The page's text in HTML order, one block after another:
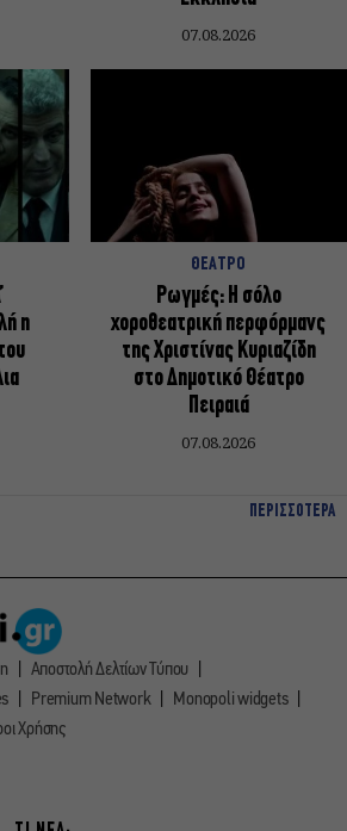
07.08.2026
η
ΘΕΑΤΡΟ
Ρωγμές: Η σόλο
χοροθεατρική περφόρμανς
της Χριστίνας Κυριαζίδη
στο Δημοτικό Θέατρο
Πειραιά
07.08.2026
ΠΕΡΙΣΣΟΤΕΡΑ
Αποστολή Δελτίων Τύπου
Premium Network
Monopoli widgets
Χρήσης